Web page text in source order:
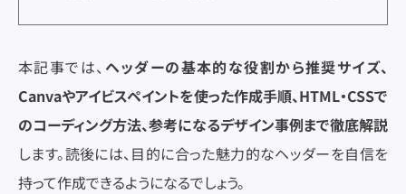
本記事では、 ヘッダーの基本的な役割から推奨サイズ、
Canvaやアイビスペイントを使った作成手順、HTML・CSSで
のコーディング方法、参考になるデザイン事例まで徹底解説
します。読後には、目的に合った魅力的なヘッダーを自信を
持って作成できるようになるでしょう。